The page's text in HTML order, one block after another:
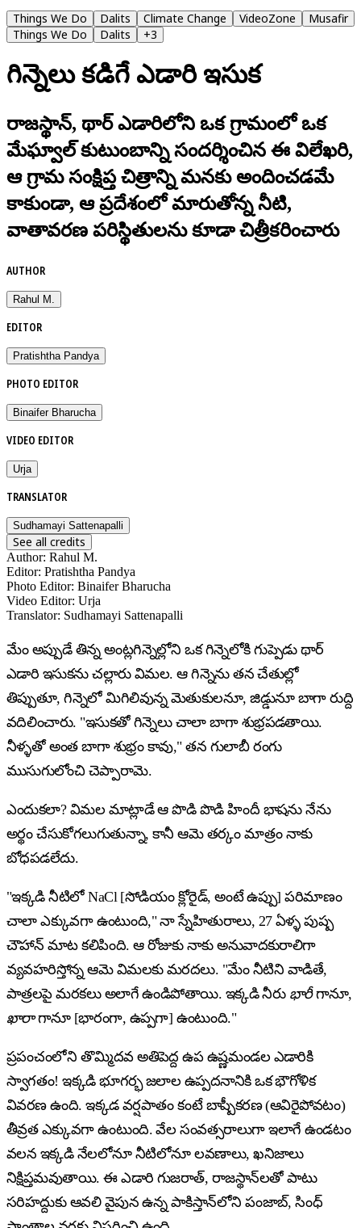
Things We Do
Dalits Climate Change VideoZone
Musafir
Things We Do
Dalits +3
గిన్నెలు కడిగే ఎడారి ఇసుక
రాజస్థాన్‌, థార్ ఎడారిలోని ఒక గ్రామంలో ఒక
మేఘ్వాల్ కుటుంబాన్ని సందర్శించిన ఈ విలేఖరి,
ఆ గ్రామ సంక్షిప్త చిత్రాన్ని మనకు అందించడమే
కాకుండా, ఆ ప్రదేశంలో మారుతోన్న నీటి,
వాతావరణ పరిస్థితులను కూడా చిత్రీకరించారు
AUTHOR
Rahul M.
EDITOR
Pratishtha Pandya
PHOTO EDITOR
Binaifer Bharucha
VIDEO EDITOR
Urja
TRANSLATOR
Sudhamayi Sattenapalli
See all credits
Author: Rahul M.
Editor: Pratishtha Pandya
Photo Editor: Binaifer Bharucha
Video Editor: Urja
Translator: Sudhamayi Sattenapalli
మేం అప్పుడే తిన్న అంట్లగిన్నెల్లోని ఒక గిన్నెలోకి గుప్పెడు థార్
ఎడారి ఇసుకను చల్లారు విమల. ఆ గిన్నెను తన చేతుల్లో
తిప్పుతూ, గిన్నెలో మిగిలివున్న మెతుకులనూ, జిడ్డునూ బాగా రుద్ది
వదిలించారు. "ఇసుకతో గిన్నెలు చాలా బాగా శుభ్రపడతాయి.
నీళ్ళతో అంత బాగా శుభ్రం కావు," తన గులాబీ రంగు
ముసుగులోంచి చెప్పారామె.
ఎందుకలా? విమల మాట్లాడే ఆ పొడి పొడి హిందీ భాషను నేను
అర్థం చేసుకోగలుగుతున్నా, కానీ ఆమె తర్కం మాత్రం నాకు
బోధపడలేదు.
"ఇక్కడి నీటిలో NaCl [సోడియం క్లోరైడ్, అంటే ఉప్పు] పరిమాణం
చాలా ఎక్కువగా ఉంటుంది," నా స్నేహితురాలు, 27 ఏళ్ళ పుష్ప
చౌహాన్ మాట కలిపింది. ఆ రోజుకు నాకు అనువాదకురాలిగా
వ్యవహరిస్తోన్న ఆమె విమలకు మరదలు. "మేం నీటిని వాడితే,
పాత్రలపై మరకలు అలాగే ఉండిపోతాయి. ఇక్కడి నీరు భారీగానూ,
ఖారాగానూ [భారంగా, ఉప్పగా] ఉంటుంది."
ప్రపంచంలోని తొమ్మిదవ అతిపెద్ద ఉప ఉష్ణమండల ఎడారికి
స్వాగతం! ఇక్కడి భూగర్భ జలాల ఉప్పదనానికి ఒక భౌగోళిక
వివరణ ఉంది. ఇక్కడ వర్షపాతం కంటే బాష్పీకరణ (ఆవిరైపోవటం)
తీవ్రత ఎక్కువగా ఉంటుంది. వేల సంవత్సరాలుగా ఇలాగే ఉండటం
వలన ఇక్కడి నేలలోనూ నీటిలోనూ లవణాలు, ఖనిజాలు
నిక్షిప్తమవుతాయి. ఈ ఎడారి గుజరాత్, రాజస్థాన్‌లతో పాటు
సరిహద్దుకు ఆవలి వైపున ఉన్న పాకిస్తాన్‌లోని పంజాబ్, సింధ్